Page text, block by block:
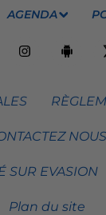
AGENDA
NOUS
SUR EVASION
Plan du site